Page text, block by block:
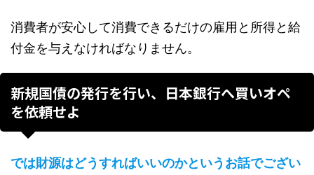
消費者が安心して消費できるだけの雇用と所得と給
付金を与えなければなりません。
新規国債の発行を行い、日本銀行へ買いオペ
を依頼せよ
では財源はどうすればいいのかというお話でござい